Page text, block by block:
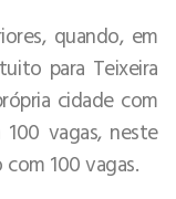
quando, em
para Teixeira
cidade com
vagas, neste
100 vagas.